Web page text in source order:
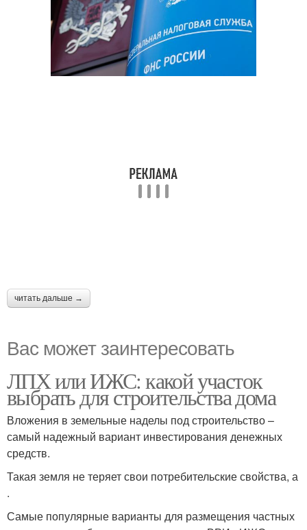
читать дальше →
Вас может заинтересовать
ЛПХ или ИЖС: какой участок
выбрать для строительства дома
Вложения в земельные наделы под строительство –
самый надежный вариант инвестирования денежных
средств.
Такая земля не теряет свои потребительские свойства, а
.
Самые популярные варианты для размещения частных